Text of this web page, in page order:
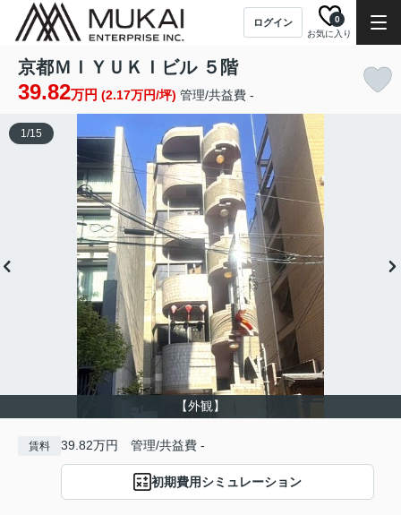
ログイン
お気に入り
0
京都ＭＩＹＵＫＩビル ５階
39.82万円 (2.17万円/坪) 管理/共益費 -
【外観】
1/15
賃料 39.82万円 管理/共益費 -
初期費用シミュレーション